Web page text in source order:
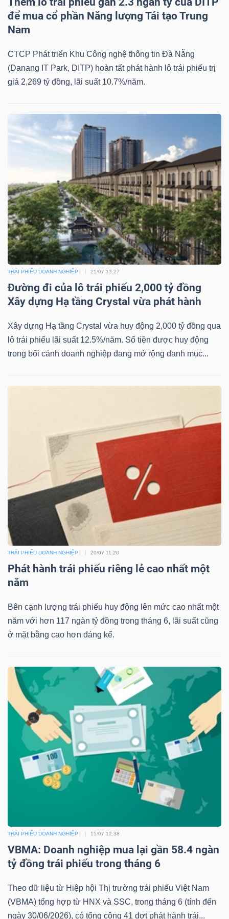
để mua cổ phần Năng lượng Tái tạo Trung
Nam
CTCP Phát triển Khu Công nghệ thông tin Đà Nẵng
(Danang IT Park, DITP) hoàn tất phát hành lô trái phiếu trị
giá 2,269 tỷ đồng, lãi suất 10.7%/năm.
TRÁI PHIẾU DOANH NGHIỆP 21/07 13:27
Đường đi của lô trái phiếu 2,000 tỷ đồng
Xây dựng Hạ tầng Crystal vừa phát hành
Xây dựng Hạ tầng Crystal vừa huy động 2,000 tỷ đồng qua
lô trái phiếu lãi suất 12.5%/năm. Số tiền được huy động
trong bối cảnh doanh nghiệp đang mở rộng danh mục...
TRÁI PHIẾU DOANH NGHIỆP 20/07 11:20
Phát hành trái phiếu riêng lẻ cao nhất một
năm
Bên cạnh lượng trái phiếu huy động lên mức cao nhất một
năm với hơn 117 ngàn tỷ đồng trong tháng 6, lãi suất cũng
ở mặt bằng cao hơn đáng kể.
TRÁI PHIẾU DOANH NGHIỆP 15/07 12:38
VBMA: Doanh nghiệp mua lại gần 58.4 ngàn
tỷ đồng trái phiếu trong tháng 6
Theo dữ liệu từ Hiệp hội Thị trường trái phiếu Việt Nam
(VBMA) tổng hợp từ HNX và SSC, trong tháng 6 (tính đến
ngày 30/06/2026), có tổng cộng 41 đợt phát hành trái...
Bài
viết
của
tác
giả
Báo
cáo
tích
(-)
Thuật
ngữ
(-)
vụ
(-)
cụ
đầu
tư
chính
chính